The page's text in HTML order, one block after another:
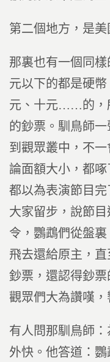
第二個地方，是美
那裏也有一個同
元以下的都是硬
元、十元……的，
的鈔票。馴鳥師
到觀眾叢中，不
論面額大小，都
都以為表演節目
大家留步，說節
令，鸚鵡們從盤裏
飛去還給原主，
鈔票，還認得鈔票
觀眾們大為讚嘆，
有人問那馴鳥師
外快。他答道：